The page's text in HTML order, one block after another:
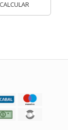
CALCULAR